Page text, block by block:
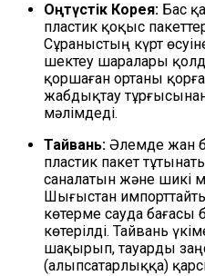
Оңтүстік Корея: Бас
пластик қоқыс
Сұраныстың күрт
шектеу шаралары
қоршаған ортаны
жабдықтау
мәлімдеді.
Тайвань: Әлемде жан
пластик пакет
саналатын және шикі
Шығыстан
көтерме сауда бағасы
көтерілді. Тайвань
шақырып, тауарды
(алыпсатарлыққа)